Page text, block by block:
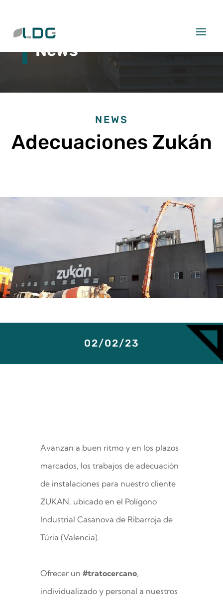
News
NEWS
Adecuaciones Zukán
02/02/23
Avanzan a buen ritmo y en los plazos
marcados, los trabajos de adecuación
de instalaciones para nuestro cliente
ZUKAN, ubicado en el Polígono
Industrial Casanova de Ribarroja de
Túria (Valencia).
Ofrecer un #tratocercano,
individualizado y personal a nuestros